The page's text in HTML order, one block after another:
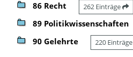
86 Recht 262 Einträge
89 Politikwissenschaften
90 Gelehrte 220 Einträge